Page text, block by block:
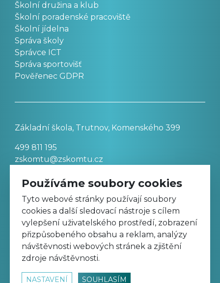
Školní družina a klub
Školní poradenské pracoviště
Školní jídelna
Správa školy
Správce ICT
Správa sportovišť
Pověřenec GDPR
Základní škola, Trutnov, Komenského 399
499 811 195
zskomtu@zskomtu.cz
Prohlášení o přístupnosti stránek
Nastavení cookies
Sledujte nás na Facebooku
Používáme soubory cookies
Tyto webové stránky používají soubory
cookies a další sledovací nástroje s cílem
vylepšení uživatelského prostředí, zobrazení
přizpůsobeného obsahu a reklam, analýzy
návštěvnosti webových stránek a zjištění
zdroje návštěvnosti.
NASTAVENÍ SOUHLASÍM